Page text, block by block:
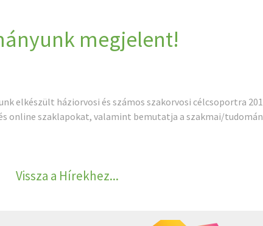
megjelent!
elkészült háziorvosi és számos szakorvosi célcsoportra
szaklapokat, valamint bemutatja a szakmai/
Vissza a Hírekhez...